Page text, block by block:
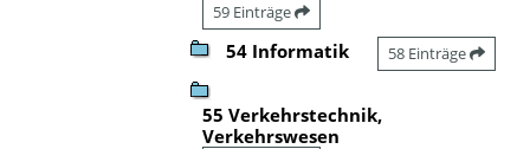
59 Einträge
54 Informatik 58 Einträge
55 Verkehrstechnik,
Verkehrswesen